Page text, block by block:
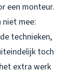
een monteur.
niet mee:
technieken,
toch
extra werk